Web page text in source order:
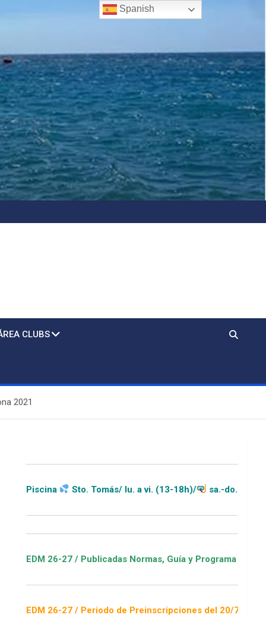
CLUBS
2021
Sto. Tomás/ lu. a vi. (13-18h)/ sa.-do.-festivos (11-20h)
27 / Publicadas Normas, Guía y Programa / ver Escuelas
/ Periodo de Preinscripciones del 20/7 al 16/8 / Sorteo 1
Spanish